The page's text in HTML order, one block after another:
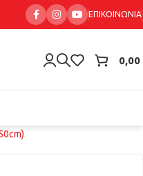
ΕΠΙΚΟΙΝΩΝΊΑ
0,00